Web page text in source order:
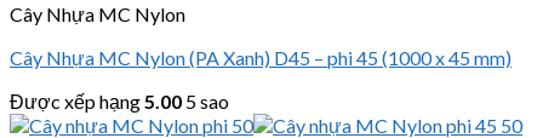
Cây Nhựa MC Nylon
Cây Nhựa MC Nylon (PA Xanh) D45 – phi 45 (1000 x 45 mm)
Được xếp hạng5.00 5 sao